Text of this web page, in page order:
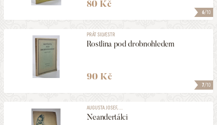
6/10
80 Kč
7/10
PRÁT SILVESTR
Rostlina pod drobnohledem
90 Kč
AUGUSTA JOSEF, ...
Neandertálci